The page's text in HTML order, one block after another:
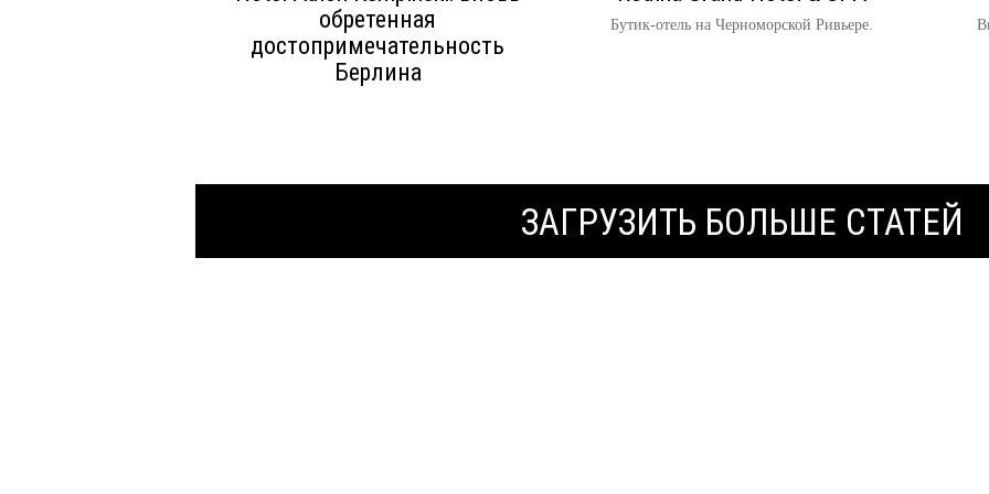
обретенная
достопримечательность
Берлина
Бутик-отель на Черноморской Ривьере.
ЗАГРУЗИТЬ БОЛЬШЕ СТАТЕЙ